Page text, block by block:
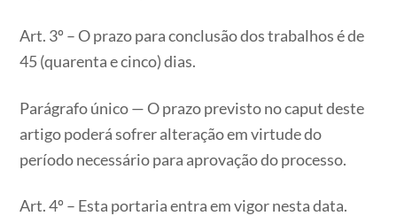
Art. 3º – O prazo para conclusão dos trabalhos é de
45 (quarenta e cinco) dias.
Parágrafo único — O prazo previsto no caput deste
artigo poderá sofrer alteração em virtude do
período necessário para aprovação do processo.
Art. 4º – Esta portaria entra em vigor nesta data.